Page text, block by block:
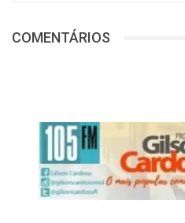
COMENTÁRIOS